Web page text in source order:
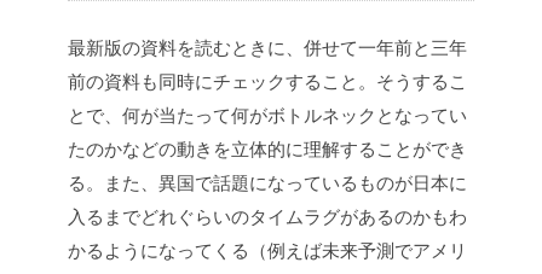
最新版の資料を読むときに、併せて一年前と三年
前の資料も同時にチェックすること。そうするこ
とで、何が当たって何がボトルネックとなってい
たのかなどの動きを立体的に理解することができ
る。また、異国で話題になっているものが日本に
入るまでどれぐらいのタイムラグがあるのかもわ
かるようになってくる（例えば未来予測でアメリ